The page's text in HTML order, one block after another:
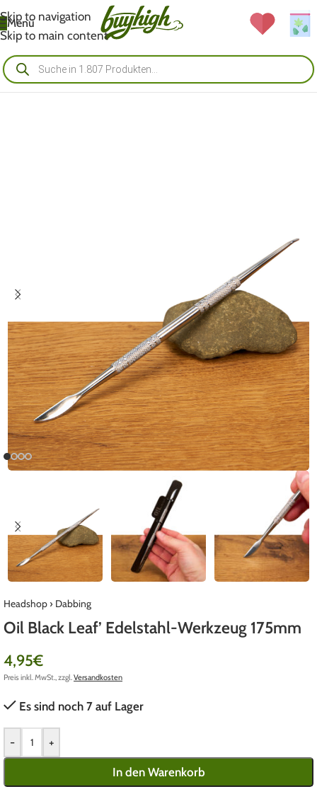
Skip to navigation
Skip to main content
Menü
Headshop› Dabbing
Oil Black Leaf’ Edelstahl-Werkzeug 175mm
4,95€
Preis inkl. MwSt., zzgl.Versandkosten
Es sind noch 7 auf Lager
- +
In den Warenkorb